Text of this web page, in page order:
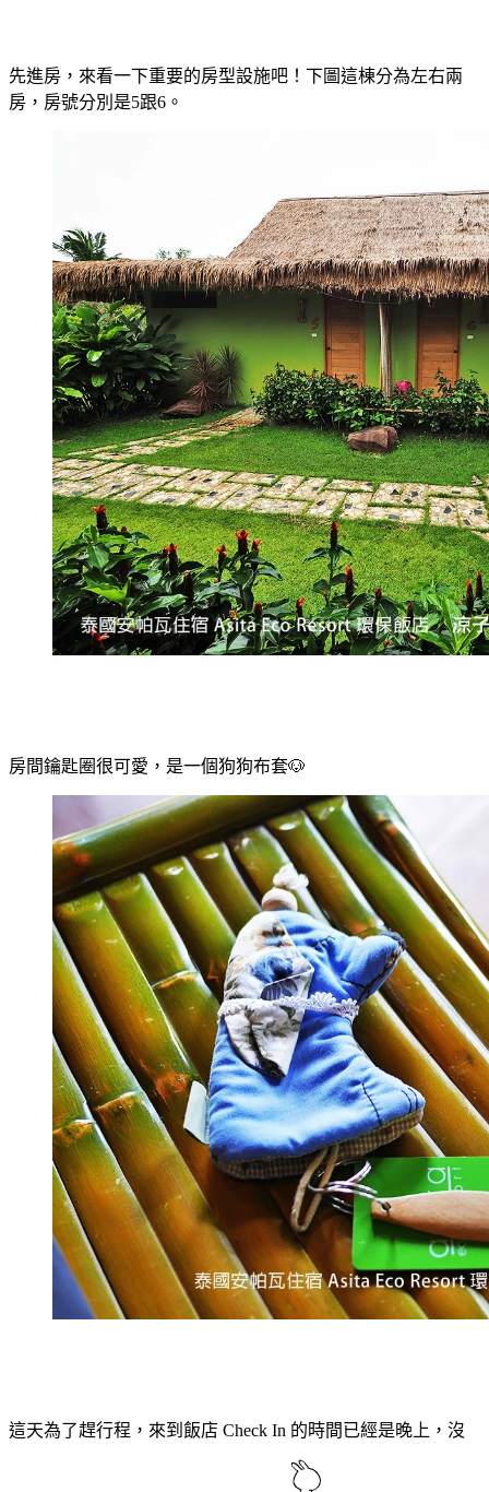
先進房，來看一下重要的房型設施吧！下圖這棟分為左右兩
房，房號分別是5跟6。
房間鑰匙圈很可愛，是一個狗狗布套🐶
這天為了趕行程，來到飯店 Check In 的時間已經是晚上，沒